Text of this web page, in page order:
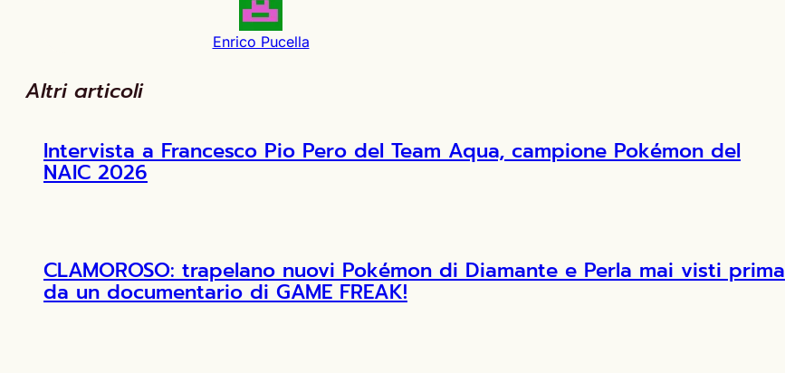
Enrico Pucella
Altri articoli
Intervista a Francesco Pio Pero del Team Aqua, campione Pokémon del
NAIC 2026
CLAMOROSO: trapelano nuovi Pokémon di Diamante e Perla mai visti prima
da un documentario di GAME FREAK!